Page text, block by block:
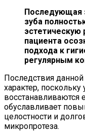
Последующая
зуба
эстетическую
пациента
подхода к
регулярным
Последствия
характер,
восстанавливаются
обуславливает
целостности и
микропротеза.